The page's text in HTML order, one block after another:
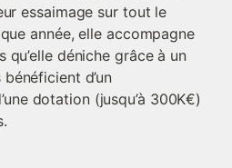
essaimage sur tout le
année, elle accompagne
d’un
dotation (jusqu’à 300K€)